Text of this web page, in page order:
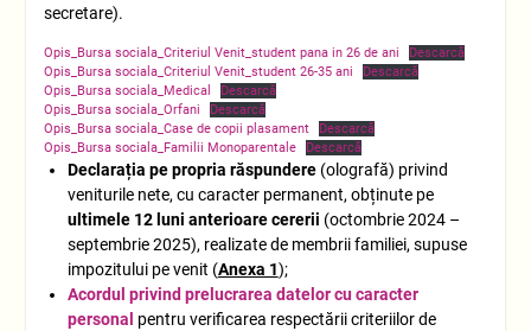
secretare).
Opis_Bursa sociala_Criteriul Venit_student pana in 26 de ani
Descarcă
Opis_Bursa sociala_Criteriul Venit_student 26-35 ani
Descarcă
Opis_Bursa sociala_Medical
Descarcă
Opis_Bursa sociala_Orfani
Descarcă
Opis_Bursa sociala_Case de copii plasament
Descarcă
Opis_Bursa sociala_Familii Monoparentale
Descarcă
Declarația pe propria răspundere (olografă) privind
veniturile nete, cu caracter permanent, obținute pe
ultimele 12 luni anterioare cererii (octombrie 2024 –
septembrie 2025), realizate de membrii familiei, supuse
impozitului pe venit (Anexa 1);
Acordul privind prelucrarea datelor cu caracter
personal pentru verificarea respectării criteriilor de